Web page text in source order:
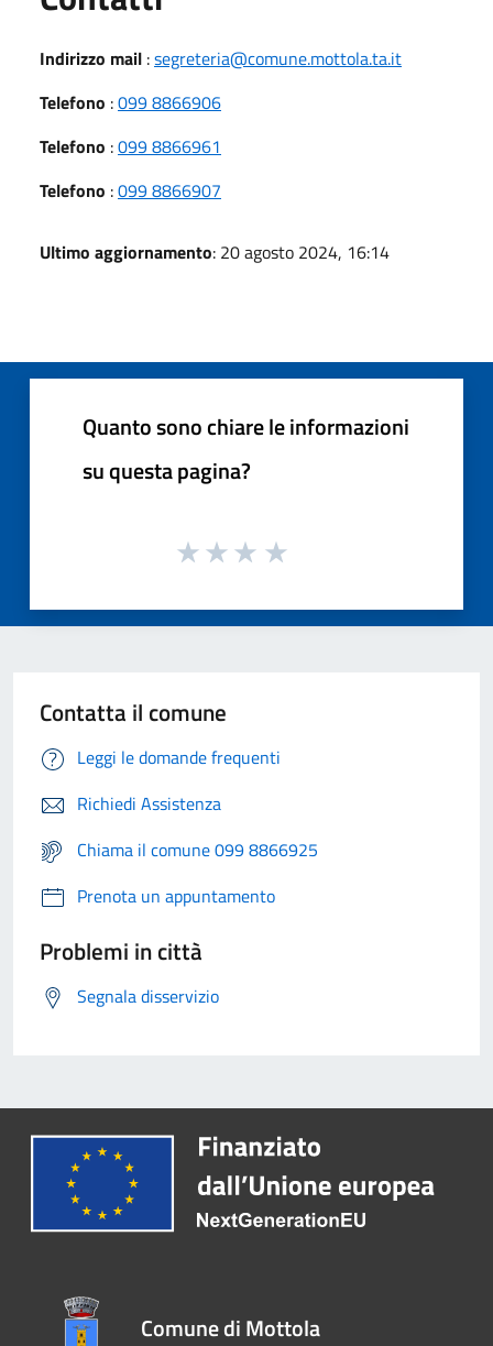
Indirizzo mail :segreteria@comune.mottola.ta.it
Telefono :099 8866906
Telefono :099 8866961
Telefono :099 8866907
Ultimo aggiornamento: 20 agosto 2024, 16:14
Quanto sono chiare le informazioni
su questa pagina?
Contatta il comune
Leggi le domande frequenti
Richiedi Assistenza
Chiama il comune 099 8866925
Prenota un appuntamento
Problemi in città
Segnala disservizio
Comune di Mottola